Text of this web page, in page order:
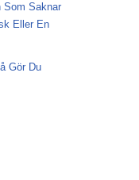
Som Saknar
Eller En
Gör Du